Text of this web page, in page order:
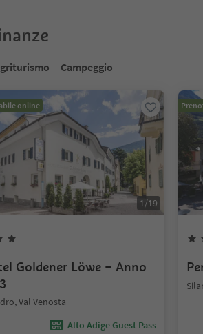
Campeggio
online
1/19
Goldener Löwe – Anno
Val Venosta
Alto Adige Guest Pass